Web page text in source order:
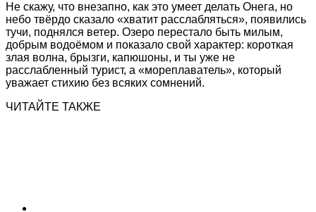
Не скажу, что внезапно, как это умеет делать Онега, но
небо твёрдо сказало «хватит расслабляться», появились
тучи, поднялся ветер. Озеро перестало быть милым,
добрым водоёмом и показало свой характер: короткая
злая волна, брызги, капюшоны, и ты уже не
расслабленный турист, а «мореплаватель», который
уважает стихию без всяких сомнений.
ЧИТАЙТЕ ТАКЖЕ